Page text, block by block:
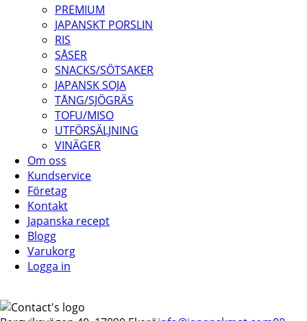
PREMIUM
JAPANSKT PORSLIN
RIS
SÅSER
SNACKS/SÖTSAKER
JAPANSK SOJA
TÅNG/SJÖGRÄS
TOFU/MISO
UTFÖRSÄLJNING
VINÄGER
Om oss
Kundservice
Företag
Kontakt
Japanska recept
Blogg
Varukorg
Logga in